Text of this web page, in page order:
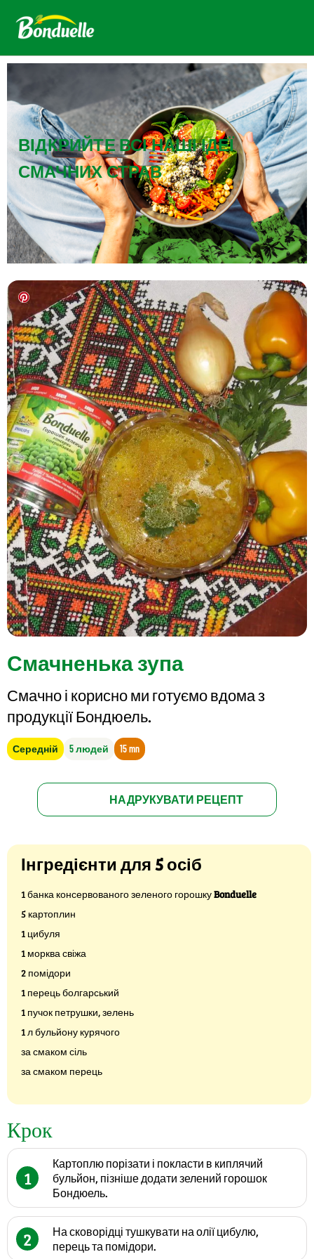
ВІДКРИЙТЕ ВСІ НАШІ ІДЕЇ
СМАЧНИХ СТРАВ
Смачненька зупа
Смачно і корисно ми готуємо вдома з
продукції Бондюель.
Середній 5 людей 15 mn
НАДРУКУВАТИ РЕЦЕПТ
Інгредієнти для 5 осіб
1 банка консервованого зеленого горошкуBonduelle
5 картоплин
1 цибуля
1 морква свіжа
2 помідори
1 перець болгарський
1 пучок петрушки, зелень
1 л бульйону курячого
за смаком сіль
за смаком перець
Крок
1
Картоплю порізати і покласти в киплячий
бульйон, пізніше додати зелений горошок
Бондюель.
2
На сковорідці тушкувати на олії цибулю,
перець та помідори.